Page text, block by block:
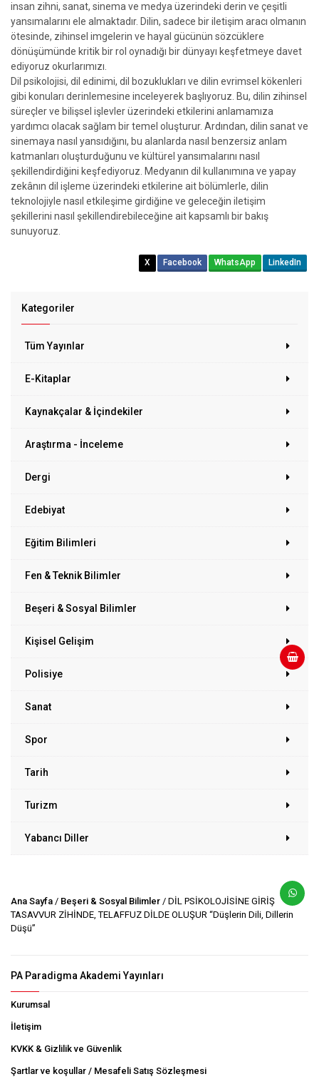
Kategoriler
Tüm Yayınlar
E-Kitaplar
Kaynakçalar & İçindekiler
Araştırma - İnceleme
Dergi
Edebiyat
Eğitim Bilimleri
Fen & Teknik Bilimler
Beşeri & Sosyal Bilimler
Kişisel Gelişim
Polisiye
Sanat
Spor
Tarih
Turizm
Yabancı Diller
adet
insan zihni, sanat, sinema ve medya üzerindeki derin ve çeşitli
yansımalarını ele almaktadır. Dilin, sadece bir iletişim aracı olmanın
ötesinde, zihinsel imgelerin ve hayal gücünün sözcüklere
dönüşümünde kritik bir rol oynadığı bir dünyayı keşfetmeye davet
ediyoruz okurlarımızı.
Dil psikolojisi, dil edinimi, dil bozuklukları ve dilin evrimsel kökenleri
gibi konuları derinlemesine inceleyerek başlıyoruz. Bu, dilin zihinsel
süreçler ve bilişsel işlevler üzerindeki etkilerini anlamamıza
yardımcı olacak sağlam bir temel oluşturur. Ardından, dilin sanat ve
sinemaya nasıl yansıdığını, bu alanlarda nasıl benzersiz anlam
katmanları oluşturduğunu ve kültürel yansımalarını nasıl
şekillendirdiğini keşfediyoruz. Medyanın dil kullanımına ve yapay
zekânın dil işleme üzerindeki etkilerine ait bölümlerle, dilin
teknolojiyle nasıl etkileşime girdiğine ve geleceğin iletişim
şekillerini nasıl şekillendirebileceğine ait kapsamlı bir bakış
sunuyoruz.
X Facebook WhatsApp LinkedIn
Ana Sayfa / Beşeri & Sosyal Bilimler / DİL PSİKOLOJİSİNE GİRİŞ
TASAVVUR ZİHİNDE, TELAFFUZ DİLDE OLUŞUR “Düşlerin Dili, Dillerin
Düşü”
PA Paradigma Akademi Yayınları
Kurumsal
İletişim
KVKK & Gizlilik ve Güvenlik
Şartlar ve koşullar / Mesafeli Satış Sözleşmesi